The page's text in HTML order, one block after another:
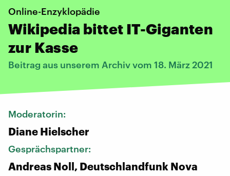
Online-Enzyklopädie
Wikipedia bittet IT-Giganten
zur Kasse
Beitrag aus unserem Archiv vom 18. März 2021
Moderatorin:
Diane Hielscher
Gesprächspartner:
Andreas Noll, Deutschlandfunk Nova